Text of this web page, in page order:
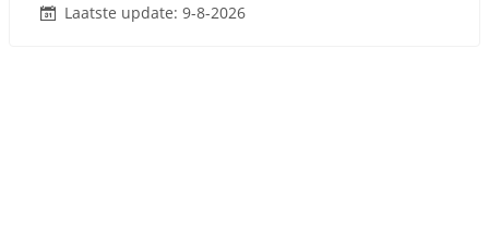
Laatste update: 9-8-2026